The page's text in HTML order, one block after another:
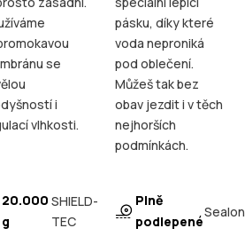
se
i
vlhkosti.
20.000
g
SHIELD-
TEC
pásku, díky které
voda neproniká
pod oblečení.
Můžeš tak bez
obav jezdit i v těch
nejhorších
podmínkách.
Plně
podlepené
Sealon